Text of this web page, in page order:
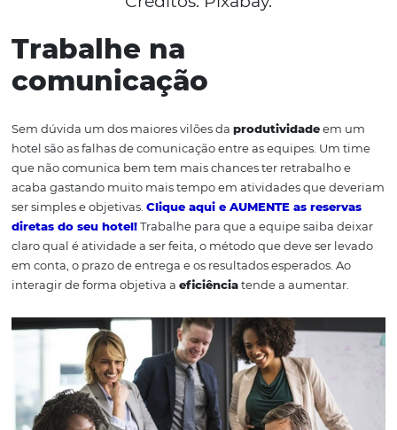
Créditos: Pixabay.
Trabalhe na
comunicação
Sem dúvida um dos maiores vilões daprodutividade
hotel são as falhas de comunicação entre as equipes.